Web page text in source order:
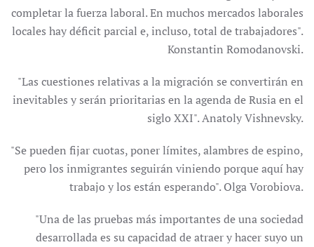
completar la fuerza laboral. En muchos mercados laborales
locales hay déficit parcial e, incluso, total de trabajadores".
Konstantin Romodanovski.
"Las cuestiones relativas a la migración se convertirán en
inevitables y serán prioritarias en la agenda de Rusia en el
siglo XXI". Anatoly Vishnevsky.
"Se pueden fijar cuotas, poner límites, alambres de espino,
pero los inmigrantes seguirán viniendo porque aquí hay
trabajo y los están esperando". Olga Vorobiova.
"Una de las pruebas más importantes de una sociedad
desarrollada es su capacidad de atraer y hacer suyo un